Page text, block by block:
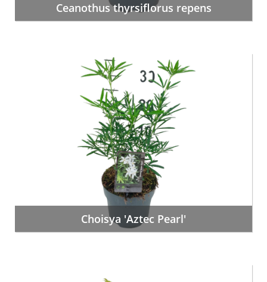
Ceanothus thyrsiflorus repens
Choisya 'Aztec Pearl'